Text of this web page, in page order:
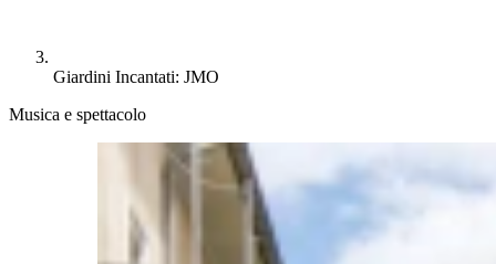
Giardini Incantati: JMO
Musica e spettacolo